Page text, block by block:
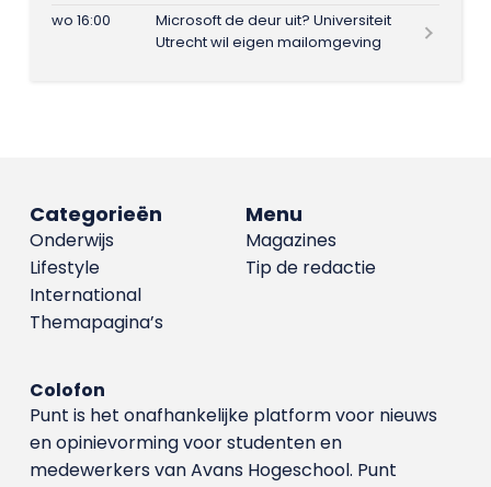
wo 16:00
Microsoft de deur uit? Universiteit
Utrecht wil eigen mailomgeving
Menu
Magazines
Tip de redactie
Categorieën
Onderwijs
Lifestyle
International
Themapagina’s
Colofon
Punt is het onafhankelijke platform voor nieuws
en opinievorming voor studenten en
medewerkers van Avans Hoge­school. Punt